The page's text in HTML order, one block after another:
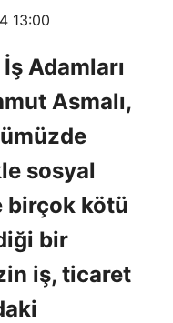
13:00
Adamları
Asmalı,
sosyal
birçok kötü
bir
iş, ticaret